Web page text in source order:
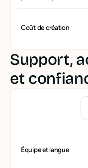
Coût de création
Support,
et
Équipe et langue